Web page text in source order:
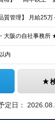
内
定日：